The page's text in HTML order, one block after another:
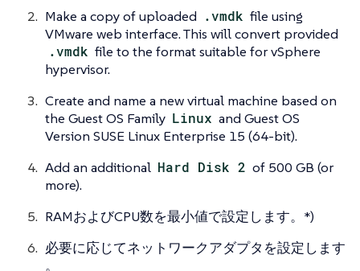
Make a copy of uploaded .vmdk file using
VMware web interface. This will convert provided
.vmdk file to the format suitable for vSphere
hypervisor.
Create and name a new virtual machine based on
the Guest OS Family Linux and Guest OS
Version SUSE Linux Enterprise 15 (64-bit).
Add an additional Hard Disk 2 of 500 GB (or
more).
RAMおよびCPU数を最小値で設定します。*)
必要に応じてネットワークアダプタを設定します
。